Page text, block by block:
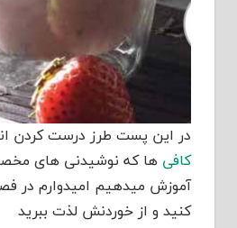
در این پست طرز درست کردن
کافی ها که نوشیدنی های
آموزش میدهیم امیدوارم در
کنید و از خوردنش لذت ببرید